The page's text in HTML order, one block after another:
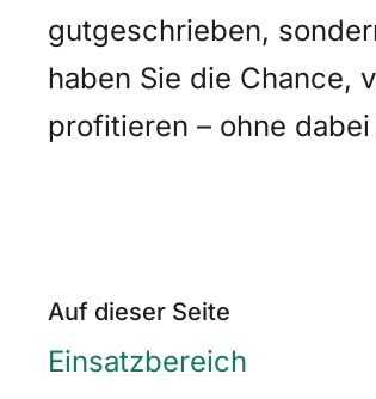
gutgeschrieben,
haben Sie die Chance,
profitieren – ohne
Auf dieser Seite
Einsatzbereich